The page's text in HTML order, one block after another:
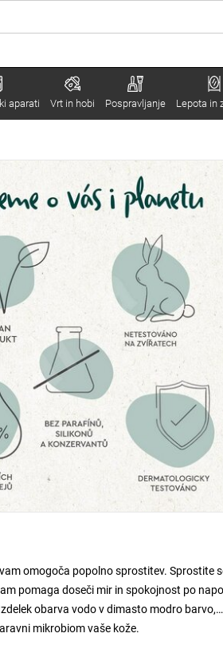
aparati Vrt in hobi Pospravljanje Lepota in
omogoča popolno sprostitev. Sprostite
pomaga doseči mir in spokojnost po
obarva vodo v dimasto modro barvo,
mikrobiom vaše kože.